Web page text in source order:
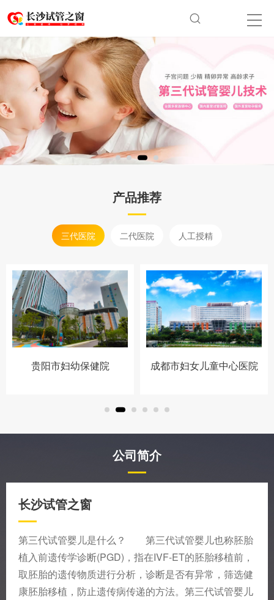
产品推荐
三代医院 二代医院 人工授精
贵阳市妇幼保健院 成都市妇女儿童中心医院
公司简介
长沙试管之窗
第三代试管婴儿是什么？ 第三代试管婴儿也称胚胎
植入前遗传学诊断(PGD)，指在IVF-ET的胚胎移植前，
取胚胎的遗传物质进行分析，诊断是否有异常，筛选健
康胚胎移植，防止遗传病传递的方法。第三代试管婴儿